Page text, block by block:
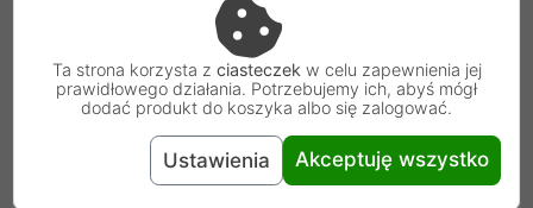
Zmiana zamiennej opaski to zaledwie kilka sekund.
Ta strona korzysta z ciasteczek w celu zapewnienia jej
prawidłowego działania. Potrzebujemy ich, abyś mógł
dodać produkt do koszyka albo się zalogować.
Ustawienia Akceptuję wszystko